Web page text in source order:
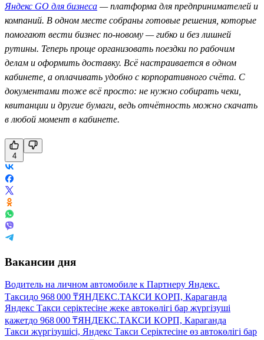
Яндекс GO для бизнеса — платформа для предпринимателей и
компаний. В одном месте собраны готовые решения, которые
помогают вести бизнес по-новому — гибко и без лишней
рутины. Теперь проще организовать поездки по рабочим
делам и оформить доставку. Всё настраивается в одном
кабинете, а оплачивать удобно с корпоративного счёта. С
документами тоже всё просто: не нужно собирать чеки,
квитанции и другие бумаги, ведь отчётность можно скачать
в любой момент в кабинете.
4
Вакансии дня
Водитель на личном автомобиле к Партнеру Яндекс.
Таксидо 968 000 ₸ЯНДЕКС.ТАКСИ КОРП, Караганда
Яндекс Такси серіктесіне жеке автокөлігі бар жүргізуші
қажетдо 968 000 ₸ЯНДЕКС.ТАКСИ КОРП, Караганда
Такси жүргізушісі, Яндекс Такси Серіктесіне өз автокөлігі бар